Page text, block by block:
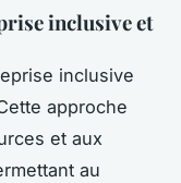
inclusive et
inclusive
approche
et aux
au